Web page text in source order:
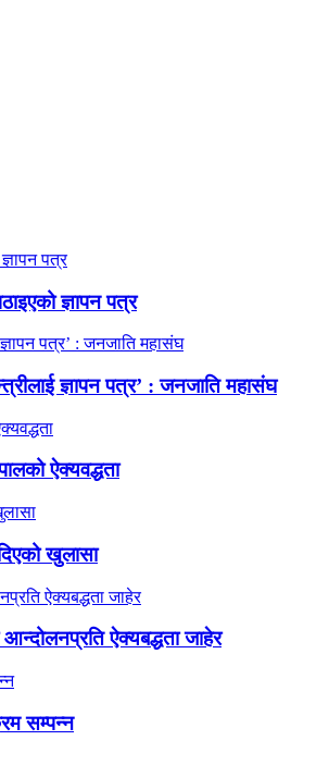
ज्ञापन पत्र
ज्ञापन पत्र’ : जनजाति महासंघ
ऐक्यवद्धता
खुलासा
ऐक्यबद्धता जाहेर
सम्पन्न